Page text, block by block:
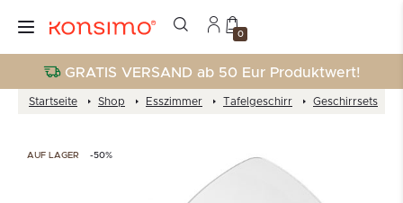
0
GRATIS VERSAND ab 50 Eur Produktwert!
Startseite Shop Esszimmer Tafelgeschirr Geschirrsets
AUF LAGER -50%